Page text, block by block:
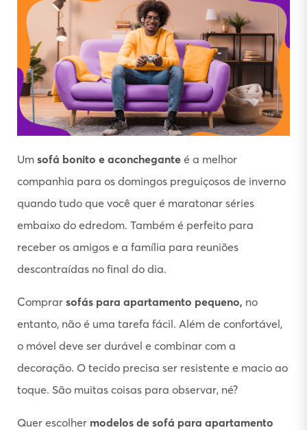
Um sofá bonito e aconchegante é a melhor
companhia para os domingos preguiçosos de inverno
quando tudo que você quer é maratonar séries
embaixo do edredom. Também é perfeito para
receber os amigos e a família para reuniões
descontraídas no final do dia.
Comprar sofás para apartamento pequeno, no
entanto, não é uma tarefa fácil. Além de confortável,
o móvel deve ser durável e combinar com a
decoração. O tecido precisa ser resistente e macio ao
toque. São muitas coisas para observar, né?
Quer escolher modelos de sofá para apartamento